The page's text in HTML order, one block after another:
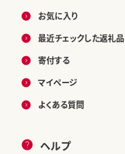
お気に入り
最近チェックした返礼品
寄付する
マイページ
よくある質問
ヘルプ